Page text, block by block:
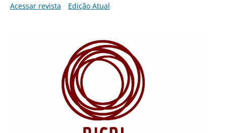
Acessar revista
Edição Atual